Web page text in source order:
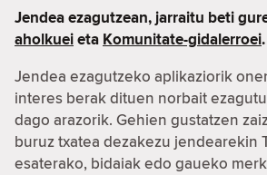
Jendea ezagutzean, jarraitu beti
aholkueieta Komunitate-gidalerroei.
Jendea ezagutzeko aplikaziorik
interes berak dituen norbait
dago arazorik. Gehien gustatzen
buruz txatea dezakezu jendearekin
esaterako, bidaiak edo gaueko